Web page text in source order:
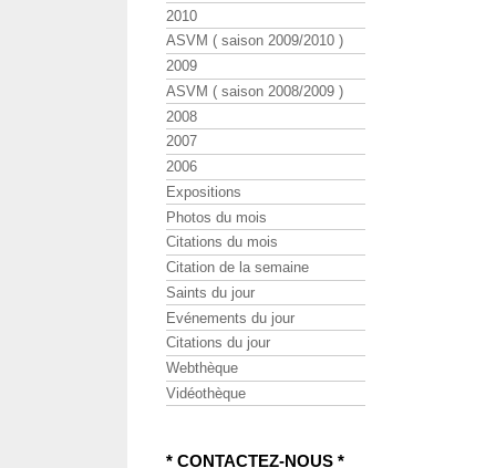
2010
ASVM ( saison 2009/2010 )
2009
ASVM ( saison 2008/2009 )
2008
2007
2006
Expositions
Photos du mois
Citations du mois
Citation de la semaine
Saints du jour
Evénements du jour
Citations du jour
Webthèque
Vidéothèque
* CONTACTEZ-NOUS *